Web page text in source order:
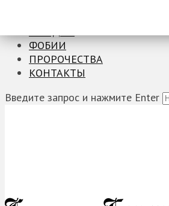
ФОБИИ
ПРОРОЧЕСТВА
КОНТАКТЫ
Введите запрос и нажмите Enter